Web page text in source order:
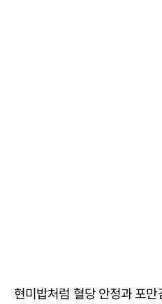
현미밥처럼 혈당 안정과 포